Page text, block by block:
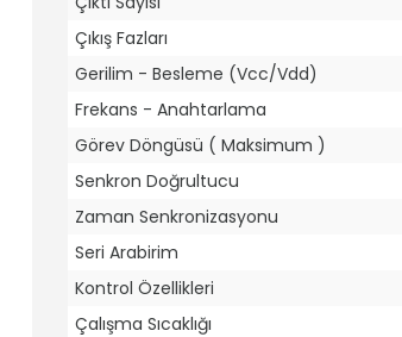
Çıkış Fazları
Gerilim - Besleme (Vcc/Vdd)
Frekans - Anahtarlama
Görev Döngüsü ( Maksimum )
Senkron Doğrultucu
Zaman Senkronizasyonu
Seri Arabirim
Kontrol Özellikleri
Çalışma Sıcaklığı